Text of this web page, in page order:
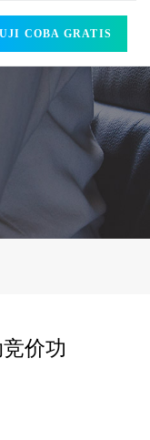
UJI COBA GRATIS
价功